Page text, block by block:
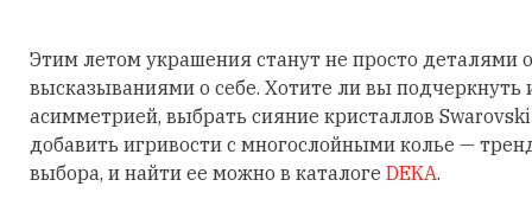
Этим летом украшения станут не просто деталями
высказываниями о себе. Хотите ли вы подчеркнуть
асимметрией, выбрать сияние кристаллов
добавить игривости с многослойными колье —
выбора, и найти ее можно в каталоге DEKA.